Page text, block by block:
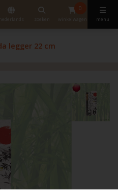
nederlands zoeken
0
winkelwagen menu
legger 22 cm